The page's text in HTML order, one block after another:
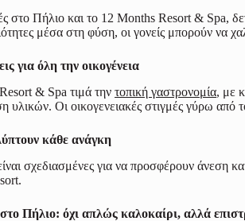
στο Πήλιο και το 12 Months Resort & Spa,
μέσα στη φύση, οι γονείς μπορούν να
για όλη την οικογένεια
& Spa τιμά την τοπική γαστρονομία, με
υλικών. Οι οικογενειακές στιγμές γύρω από
κάθε ανάγκη
σχεδιασμένες για να προσφέρουν άνεση
Πήλιο: όχι απλώς καλοκαίρι, αλλά